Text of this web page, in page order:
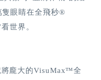
隻眼睛在全飛秒®
世界。
將龐大的VisuMax™全